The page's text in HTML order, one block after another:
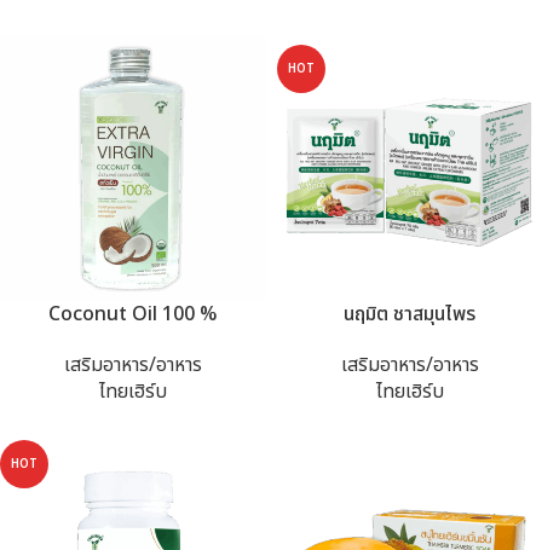
Coconut Oil 100 %
เสริมอาหาร/อาหาร
ไทยเฮิร์บ
HOT
นฤมิต ชาสมุนไพร
เสริมอาหาร/อาหาร
ไทยเฮิร์บ
HOT